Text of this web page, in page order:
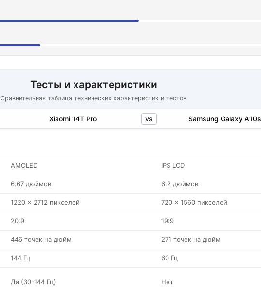
Тесты и характеристики
Сравнительная таблица технических характеристик и тестов
Xiaomi 14T Pro vs Samsung Galaxy A10s
AMOLED IPS LCD
6.67 дюймов 6.2 дюймов
1220 x 2712 пикселей 720 x 1560 пикселей
20:9 19:9
446 точек на дюйм 271 точек на дюйм
144 Гц 60 Гц
Да (30-144 Гц) Нет